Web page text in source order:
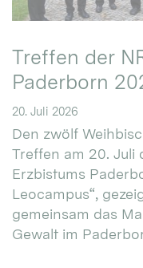
Treffen der
Paderborn
20. Juli 2026
Den zwölf
Treffen am 20. Juli
Erzbistums
Leocampus“,
gemeinsam das
Gewalt im